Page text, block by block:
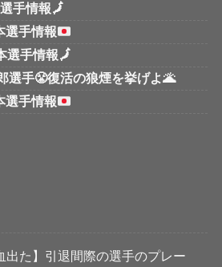
手情報🗾
選手情報
選手情報🗾
選手😤復活の狼煙を挙げよ🌋
選手情報
出た】引退間際の選手のプレー